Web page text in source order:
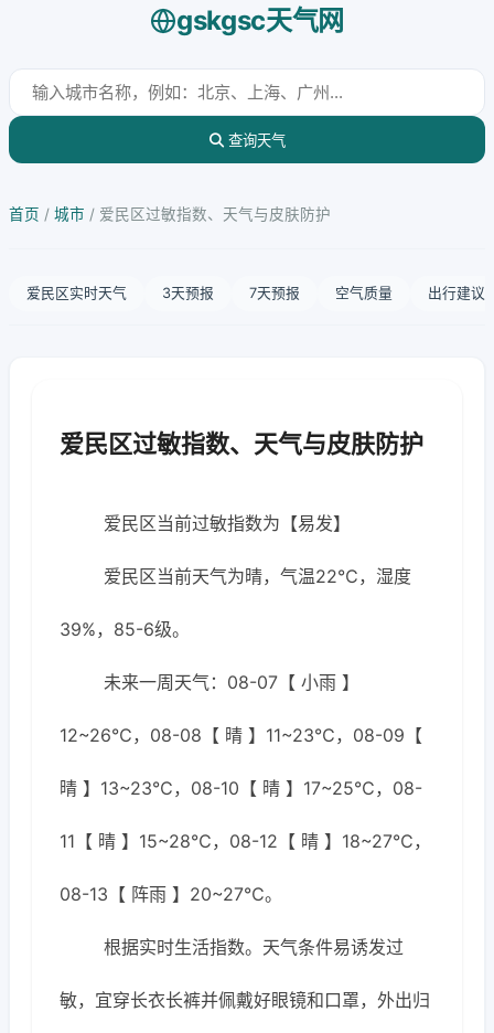
gskgsc天气网
查询天气
首页 / 城市 / 爱民区过敏指数、天气与皮肤防护
爱民区实时天气 3天预报 7天预报 空气质量 出行建议
爱民区过敏指数、天气与皮肤防护
爱民区当前过敏指数为【易发】
爱民区当前天气为晴，气温22℃，湿度
39%，85-6级。
未来一周天气：08-07【 小雨 】
12~26℃，08-08【 晴 】11~23℃，08-09【
晴 】13~23℃，08-10【 晴 】17~25℃，08-
11【 晴 】15~28℃，08-12【 晴 】18~27℃，
08-13【 阵雨 】20~27℃。
根据实时生活指数。天气条件易诱发过
敏，宜穿长衣长裤并佩戴好眼镜和口罩，外出归